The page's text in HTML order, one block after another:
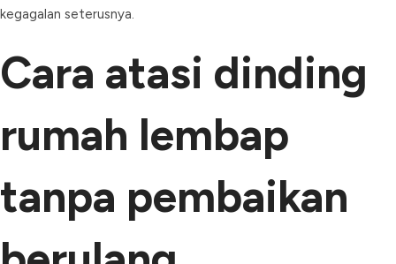
kegagalan seterusnya.
Cara atasi dinding
rumah lembap
tanpa pembaikan